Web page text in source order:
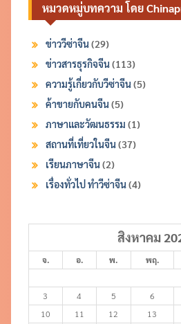
หมวดหมู่บทความ โดย
ข่าววีซ่าจีน(29)
ข่าวสารธุรกิจจีน(113)
ความรู้เกี่ยวกับวีซ่าจีน(5)
ค้าขายกับคนจีน(5)
ภาษาและวัฒนธรรม (1)
สถานที่เที่ยวในจีน(37)
เรียนภาษาจีน(2)
เรื่องทั่วไป ทำวีซ่าจีน(4)
สิงหาคม
จ. อ. พ. พฤ.
3
4 5 6
10
11 12 13